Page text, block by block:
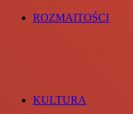
ROZMAITOŚCI
KULTURA